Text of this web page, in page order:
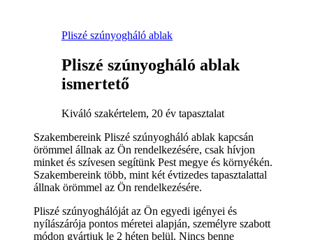
Pliszé szúnyogháló ablak
Pliszé szúnyogháló ablak
ismertető
Kiváló szakértelem, 20 év tapasztalat
Szakembereink Pliszé szúnyogháló ablak kapcsán
örömmel állnak az Ön rendelkezésére, csak hívjon
minket és szívesen segítünk Pest megye és környékén.
Szakembereink több, mint két évtizedes tapasztalattal
állnak örömmel az Ön rendelkezésére.
Pliszé szúnyoghálóját az Ön egyedi igényei és
nyílászárója pontos méretei alapján, személyre szabott
módon gyártjuk le 2 héten belül. Nincs benne